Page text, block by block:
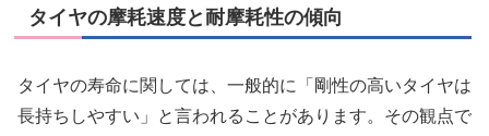
タイヤの摩耗速度と耐摩耗性の傾向
タイヤの寿命に関しては、一般的に「剛性の高いタイヤは
長持ちしやすい」と言われることがあります。その観点で